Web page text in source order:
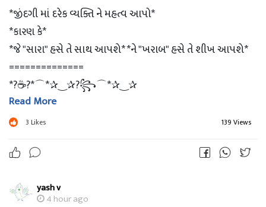
*જીંદગી માં દરેક વ્યક્તિ ને મહત્વ આપો*
*કારણ કે*
*જે "સારા" હસે તે સાથ આપશે* *ને "ખરાબ" હસે તે શીખ આપશે*
==============
*?☕?*⌒*✰‿✰?꧂⌒*✰‿✰
_? *?‌?‌?‌?‌ ?‌?‌?‌?‌?‌?‌?‌* ?_
*_?Have A ❣Nice Day_*?
Read More
3 Likes 139 Views
yash v
4 hour ago